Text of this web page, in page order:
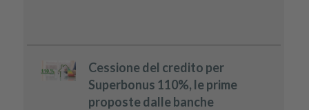
Cessione del credito per
Superbonus 110%, le prime
proposte dalle banche